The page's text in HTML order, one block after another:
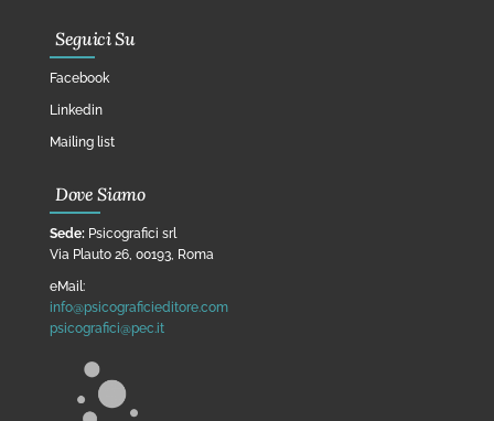
Seguici Su
Facebook
Linkedin
Mailing list
Dove Siamo
Sede: Psicografici srl
Via Plauto 26, 00193, Roma
eMail:
info@psicograficieditore.com
psicografici@pec.it